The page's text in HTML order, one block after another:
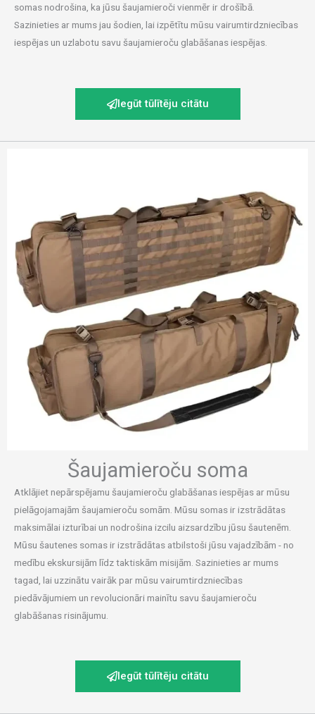
somas nodrošina, ka jūsu šaujamieroči vienmēr ir drošībā.
Sazinieties ar mums jau šodien, lai izpētītu mūsu vairumtirdzniecības
iespējas un uzlabotu savu šaujamieroču glabāšanas iespējas.
Iegūt tūlītēju citātu
Šaujamieroču soma
Atklājiet nepārspējamu šaujamieroču glabāšanas iespējas ar mūsu
pielāgojamajām šaujamieroču somām. Mūsu somas ir izstrādātas
maksimālai izturībai un nodrošina izcilu aizsardzību jūsu šautenēm.
Mūsu šautenes somas ir izstrādātas atbilstoši jūsu vajadzībām - no
medību ekskursijām līdz taktiskām misijām. Sazinieties ar mums
tagad, lai uzzinātu vairāk par mūsu vairumtirdzniecības
piedāvājumiem un revolucionāri mainītu savu šaujamieroču
glabāšanas risinājumu.
Iegūt tūlītēju citātu